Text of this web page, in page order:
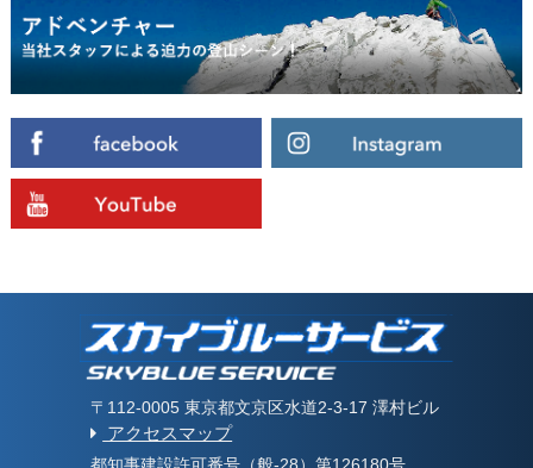
〒112-0005 東京都文京区水道2-3-17 澤村ビル
アクセスマップ